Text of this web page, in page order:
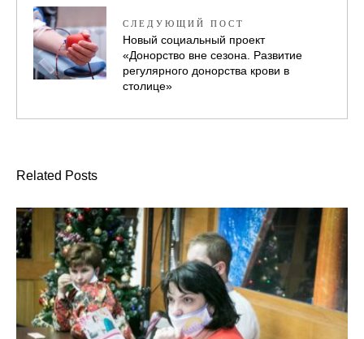
СЛЕДУЮЩИЙ ПОСТ
Новый социальный проект
«Донорство вне сезона. Развитие
регулярного донорства крови в
столице»
Related Posts